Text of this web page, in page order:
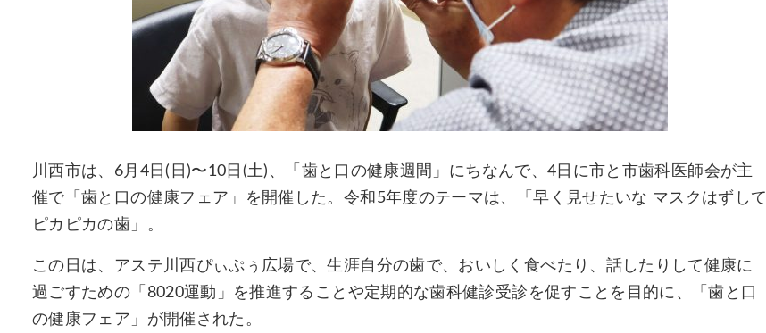
川西市は、6月4日(日)〜10日(土)、「歯と口の健康週間」にちなんで、4日に市と市歯科医師会が主
催で「歯と口の健康フェア」を開催した。令和5年度のテーマは、「早く見せたいな マスクはずして
ピカピカの歯」。
この日は、アステ川西ぴぃぷぅ広場で、生涯自分の歯で、おいしく食べたり、話したりして健康に
過ごすための「8020運動」を推進することや定期的な歯科健診受診を促すことを目的に、「歯と口
の健康フェア」が開催された。